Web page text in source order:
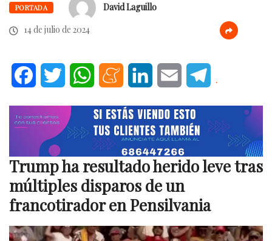
PORTADA
David Laguillo
14 de julio de 2024
FacebookTwitter WhatsAppMeneameLinkedInEmail .
Trump ha resultado herido leve tras
múltiples disparos de un
francotirador en Pensilvania